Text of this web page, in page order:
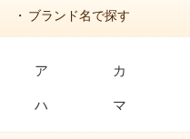
・ ブランド名で探す
ア カ
ハ マ